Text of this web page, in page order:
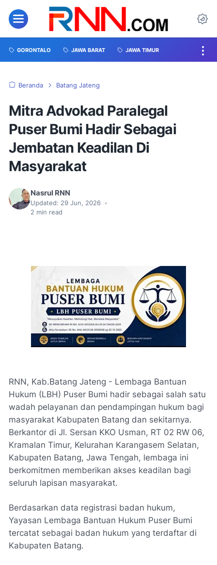
GORONTALO JAWA BARAT JAWA TIMUR
Beranda Batang Jateng
Mitra Advokad Paralegal
Puser Bumi Hadir Sebagai
Jembatan Keadilan Di
Masyarakat
Nasrul RNN
Updated: 29 Jun, 2026 •
2 min read
RNN, Kab.Batang Jateng - Lembaga Bantuan
Hukum (LBH) Puser Bumi hadir sebagai salah satu
wadah pelayanan dan pendampingan hukum bagi
masyarakat Kabupaten Batang dan sekitarnya.
Berkantor di Jl. Sersan KKO Usman, RT 02 RW 06,
Kramalan Timur, Kelurahan Karangasem Selatan,
Kabupaten Batang, Jawa Tengah, lembaga ini
berkomitmen memberikan akses keadilan bagi
seluruh lapisan masyarakat.
Berdasarkan data registrasi badan hukum,
Yayasan Lembaga Bantuan Hukum Puser Bumi
tercatat sebagai badan hukum yang terdaftar di
Kabupaten Batang.